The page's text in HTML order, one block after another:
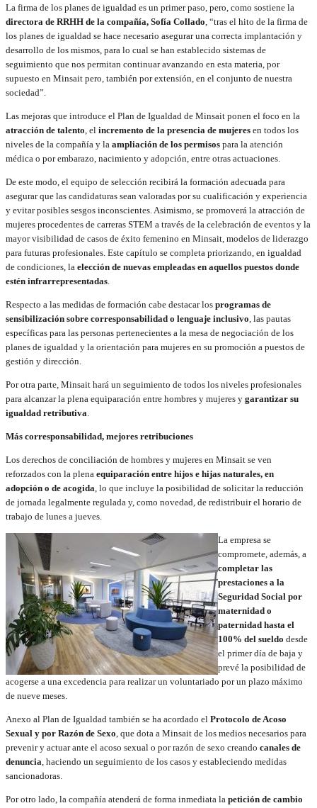
La firma de los planes de igualdad es un primer paso, pero, como sostiene la
directora de RRHH de la compañía, Sofía Collado, “tras el hito de la firma de
los planes de igualdad se hace necesario asegurar una correcta implantación y
desarrollo de los mismos, para lo cual se han establecido sistemas de
seguimiento que nos permitan continuar avanzando en esta materia, por
supuesto en Minsait pero, también por extensión, en el conjunto de nuestra
sociedad”.
Las mejoras que introduce el Plan de Igualdad de Minsait ponen el foco en la
atracción de talento, el incremento de la presencia de mujeres en todos los
niveles de la compañía y la ampliación de los permisos para la atención
médica o por embarazo, nacimiento y adopción, entre otras actuaciones.
De este modo, el equipo de selección recibirá la formación adecuada para
asegurar que las candidaturas sean valoradas por su cualificación y experiencia
y evitar posibles sesgos inconscientes. Asimismo, se promoverá la atracción de
mujeres procedentes de carreras STEM a través de la celebración de eventos y la
mayor visibilidad de casos de éxito femenino en Minsait, modelos de liderazgo
para futuras profesionales. Este capítulo se completa priorizando, en igualdad
de condiciones, la elección de nuevas empleadas en aquellos puestos donde
estén infrarrepresentadas
Respecto a las medidas de formación cabe destacar los programas de
sensibilización sobre corresponsabilidad o lenguaje inclusivo , las pautas
específicas para las personas pertenecientes a la mesa de negociación de los
planes de igualdad y la orientación para mujeres en su promoción a puestos de
gestión y dirección.
Por otra parte, Minsait hará un seguimiento de todos los niveles profesionales
para alcanzar la plena equiparación entre hombres y mujeres y garantizar su
igualdad retributiva
Más corresponsabilidad, mejores retribuciones
Los derechos de conciliación de hombres y mujeres en Minsait se ven
reforzados con la plena equiparación entre hijos e hijas naturales, en
adopción o de acogida , lo que incluye la posibilidad de solicitar la reducción
de jornada legalmente regulada y, como novedad, de redistribuir el horario de
trabajo de lunes a jueves.
La empresa se
compromete, además, a
completar las
prestaciones a la
Seguridad Social por
maternidad o
paternidad hasta el
100% del sueldo desde
el primer día de baja y
prevé la posibilidad de
acogerse a una excedencia para realizar un voluntariado por un plazo máximo
de nueve meses.
Anexo al Plan de Igualdad también se ha acordado el Protocolo de Acoso
Sexual y por Razón de Sexo , que dota a Minsait de los medios necesarios para
prevenir y actuar ante el acoso sexual o por razón de sexo creando canales de
denuncia , haciendo un seguimiento de los casos y estableciendo medidas
sancionadoras.
Por otro lado, la compañía atenderá de forma inmediata la petición de cambio